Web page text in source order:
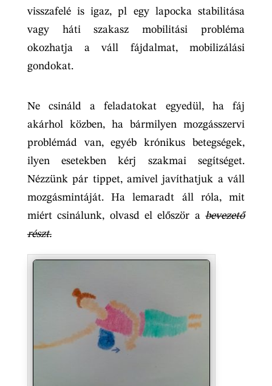
visszafelé is igaz, pl egy lapocka stabilitása
vagy háti szakasz mobilitási probléma
okozhatja a váll fájdalmat, mobilizálási
gondokat.
Ne csináld a feladatokat egyedül, ha fáj
akárhol közben, ha bármilyen mozgásszervi
problémád van, egyéb krónikus betegségek,
ilyen esetekben kérj szakmai segítséget.
Nézzünk pár tippet, amivel javíthatjuk a váll
mozgásmintáját. Ha lemaradt áll róla, mit
miért csinálunk, olvasd el először abevezető
részt.